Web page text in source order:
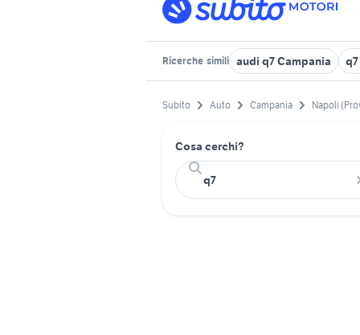
Ricerche simili audi q7 Campania
Subito Auto Campania Napoli
Cosa cerchi?